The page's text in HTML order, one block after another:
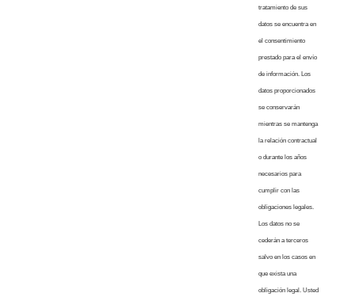
tratamiento de sus
datos se encuentra en
el consentimiento
prestado para el envío
de información. Los
datos proporcionados
se conservarán
mientras se mantenga
la relación contractual
o durante los años
necesarios para
cumplir con las
obligaciones legales.
Los datos no se
cederán a terceros
salvo en los casos en
que exista una
obligación legal. Usted